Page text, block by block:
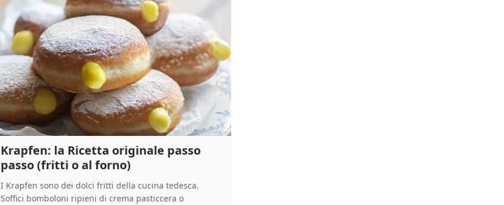
Krapfen: la Ricetta originale passo
passo (fritti o al forno)
I Krapfen sono dei dolci fritti della cucina tedesca.
Soffici bomboloni ripieni di crema pasticcera o